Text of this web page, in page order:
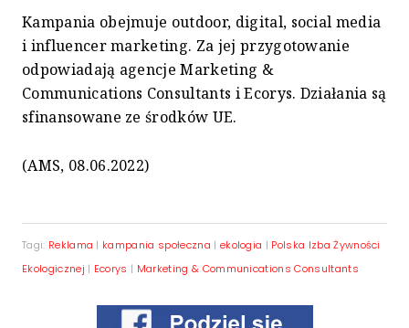
Kampania obejmuje outdoor, digital, social media
i influencer marketing. Za jej przygotowanie
odpowiadają agencje Marketing &
Communications Consultants i Ecorys. Działania są
sfinansowane ze środków UE.
(AMS, 08.06.2022)
Tagi: Reklama | kampania społeczna | ekologia | Polska Izba Żywności
Ekologicznej | Ecorys | Marketing & Communications Consultants